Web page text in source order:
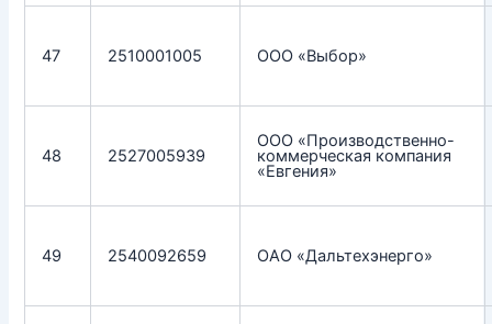
47 2510001005 ООО «Выбор»
48 2527005939
ООО «Производственно-
коммерческая компания
«Евгения»
49 2540092659 ОАО «Дальтехэнерго»